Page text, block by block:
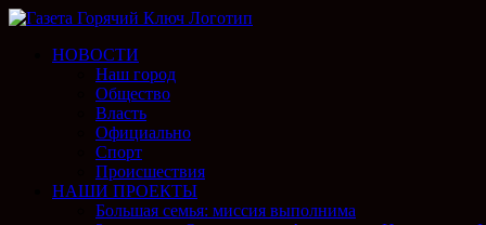
НОВОСТИ
Наш город
Общество
Власть
Официально
Спорт
Происшествия
НАШИ ПРОЕКТЫ
Большая семья: миссия выполнима